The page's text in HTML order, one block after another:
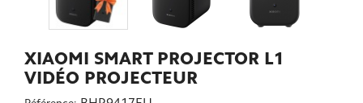
XIAOMI SMART PROJECTOR L1
VIDÉO PROJECTEUR